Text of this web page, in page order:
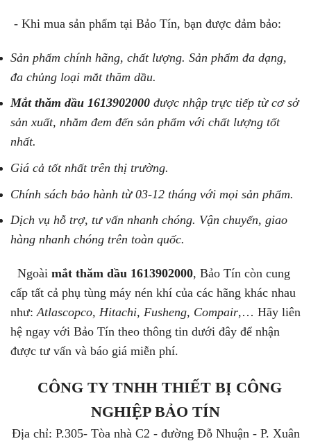
- Khi mua sản phẩm tại Bảo Tín, bạn được đảm bảo:
Sản phẩm chính hãng, chất lượng. Sản phẩm đa dạng,
đa chủng loại mắt thăm dầu.
Mắt thăm dầu 1613902000 được nhập trực tiếp từ cơ sở
sản xuất, nhằm đem đến sản phẩm với chất lượng tốt
nhất.
Giá cả tốt nhất trên thị trường.
Chính sách bảo hành từ 03-12 tháng với mọi sản phẩm.
Dịch vụ hỗ trợ, tư vấn nhanh chóng. Vận chuyển, giao
hàng nhanh chóng trên toàn quốc.
Ngoài mắt thăm dầu 1613902000, Bảo Tín còn cung
cấp tất cả phụ tùng máy nén khí của các hãng khác nhau
như: Atlascopco, Hitachi, Fusheng, Compair,… Hãy liên
hệ ngay với Bảo Tín theo thông tin dưới đây để nhận
được tư vấn và báo giá miễn phí.
CÔNG TY TNHH THIẾT BỊ CÔNG
NGHIỆP BẢO TÍN
Địa chỉ: P.305- Tòa nhà C2 - đường Đỗ Nhuận - P. Xuân